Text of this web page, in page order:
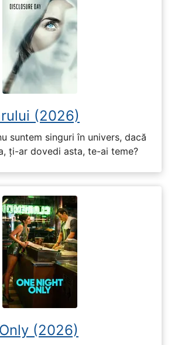
(2026)
suntem singuri în univers, dacă
ți-ar dovedi asta, te-ai teme?
(2026)